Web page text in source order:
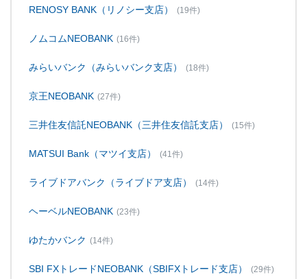
RENOSY BANK（リノシー支店） (19件)
ノムコムNEOBANK (16件)
みらいバンク（みらいバンク支店） (18件)
京王NEOBANK (27件)
三井住友信託NEOBANK（三井住友信託支店） (15件)
MATSUI Bank（マツイ支店） (41件)
ライブドアバンク（ライブドア支店） (14件)
ヘーベルNEOBANK (23件)
ゆたかバンク (14件)
SBI FXトレードNEOBANK（SBIFXトレード支店） (29件)